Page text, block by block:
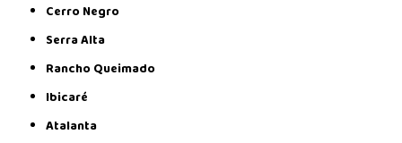
Cerro Negro
Serra Alta
Rancho Queimado
Ibicaré
Atalanta